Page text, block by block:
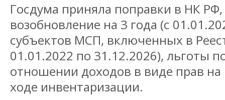
Госдума приняла поправки в НК
возобновление на 3 года (с
субъектов МСП, включенных в
01.01.2022 по 31.12.2026), льготы
отношении доходов в виде прав
ходе инвентаризации.